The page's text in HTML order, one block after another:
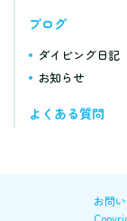
ブログ
ダイビング日記
お知らせ
よくある質問
お問